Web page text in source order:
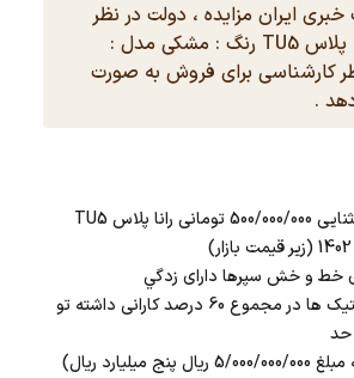
ایران مزایده ، دولت در نظر
دارد سواری رانا پلاس TU5 رنگ : مشکی مدل :
نظر کارشناسی برای فروش به صورت
.
000/000 تومانی رانا پلاس TU5
خط و خش سپرها دارای زدگي
جزئي مي باشد لاستیک ها در مجموع 60 درصد کارانی داشته تو
حد
مدل مي باشد که به مبلغ 5/000/000/000 ریال پنج میلیارد ریال)